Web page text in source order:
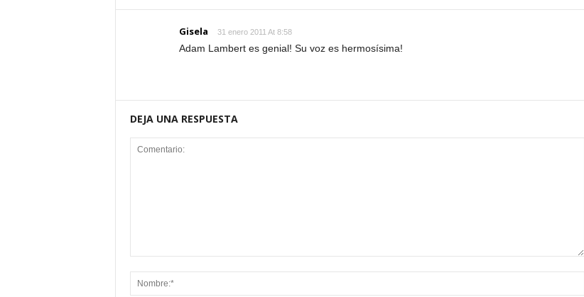
Gisela 31 enero 2011 At 8:58
Adam Lambert es genial! Su voz es hermosísima!
DEJA UNA RESPUESTA